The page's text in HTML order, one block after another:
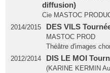
diffusion)
Cie MASTOC
2014/2015
DES VILS
MASTOC PROD
Théâtre d'images
2012/2014
DIS LE MOI
(KARINE KERMIN